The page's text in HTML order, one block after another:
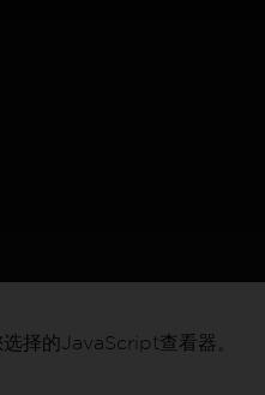
择的JavaScript查看器。